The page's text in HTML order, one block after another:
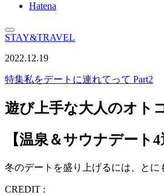
Hatena
STAY&TRAVEL
2022.12.19
特集私をデートに連れてって Part2
遊び上手な大人のオト
【温泉＆サウナデー
冬のデートを盛り上げるには、と
CREDIT :